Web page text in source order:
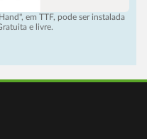
em TTF, pode ser instalada
e livre.